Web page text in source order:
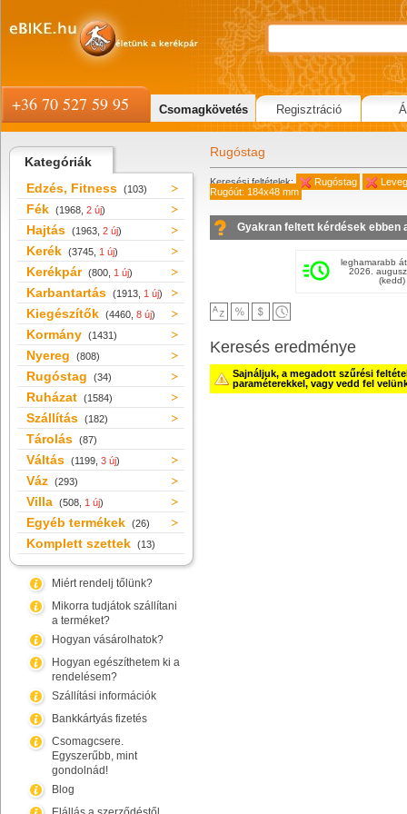
Kategóriák
Edzés, Fitness (103)
Fék (1968, 2 új)
Hajtás (1963, 2 új)
Kerék (3745, 1 új)
Kerékpár (800, 1 új)
Karbantartás (1913, 1 új)
Kiegészítők (4460, 8 új)
Kormány (1431)
Nyereg (808)
Rugóstag (34)
Ruházat (1584)
Szállítás (182)
Tárolás (87)
Váltás (1199, 3 új)
Váz (293)
Villa (508, 1 új)
Egyéb termékek (26)
Komplett szettek (13)
Miért rendelj tőlünk?
Mikorra tudjátok szállítani
a terméket?
Hogyan vásárolhatok?
Hogyan egészíthetem ki a
rendelésem?
Szállítási információk
Bankkártyás fizetés
Csomagcsere.
Egyszerűbb, mint
gondolnád!
Blog
Rugóstag
Keresési feltételek: Rugóstag
Rugóút: 184x48 mm
Gyakran feltett kérdések ebben
leghamarabb
2026.
(kedd)
Keresés eredménye
Sajnáljuk, a megadott szűrési
paraméterekkel, vagy vedd fel
+36 70 527 59 95 Csomagkövetés Regisztráció